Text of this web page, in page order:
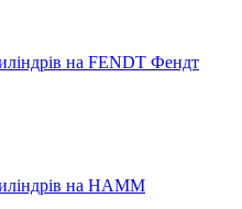
на FENDT Фендт
на HAMM